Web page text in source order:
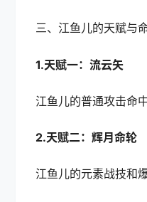
三、江鱼儿的天赋与
1.天赋一：流云矢
江鱼儿的普通攻击命
2.天赋二：辉月命轮
江鱼儿的元素战技和